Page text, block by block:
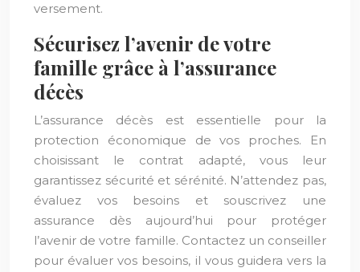
versement.
Sécurisez l’avenir de votre
famille grâce à l’assurance
décès
L’assurance décès est essentielle pour la
protection économique de vos proches. En
choisissant le contrat adapté, vous leur
garantissez sécurité et sérénité. N’attendez pas,
évaluez vos besoins et souscrivez une
assurance dès aujourd’hui pour protéger
l’avenir de votre famille. Contactez un conseiller
pour évaluer vos besoins, il vous guidera vers la